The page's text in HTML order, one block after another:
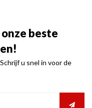
beste
u snel in voor de